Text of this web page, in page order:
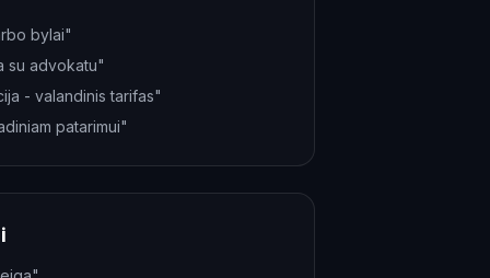
bylai"
su advokatu"
- valandinis tarifas"
patarimui"